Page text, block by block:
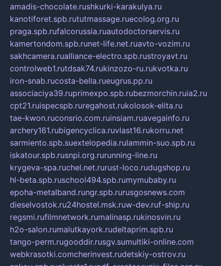
amadis-chocolate.rushkurki-karakulya.ru
kanotiforet.spb.rututmassage.ruecolog.org.ru
praga.spb.rufalcorussia.ruautodoctorservis.ru
kamertondom.spb.runet-life.net.ruavto-vozim.ru
sakhcamera.rualliance-electro.spb.rustroyavt.ru
controlweb1.rutdsak74.rukinzozo-ru.rukvotka.ru
iron-snab.rucosta-bella.rueugrus.pp.ru
associaciya39.ruprimexpo.spb.rubezmorchin.ruia2.ru
cpt21.ruispecspb.ruregahost.rukolosok-elita.ru
tae-kwon.ruconsrio.com.ruinsiam.ruavegainfo.ru
archery161.rubigencyclica.ruvlast16.rukorru.net
sarmiento.spb.suextelopedia.rulammin-suo.spb.ru
iskatour.spb.rusnpi.org.rurunning-line.ru
krygeva-spa.ruchel.net.rurust-loco.rudugshop.ru
hl-beta.spb.ruschool494.spb.rumymubaby.ru
epoha-metalband.rungr.spb.rurusgosnews.com
dieselvostok.ru24hostel.msk.ruw-dev.ruf-ship.ru
regsmi.rufilmnetwork.rumalinasp.rukinosvin.ru
h2o-salon.rumalutkayork.rudeltaprim.spb.ru
tango-perm.rugooddir.rusgv.sumultiki-online.com
webkrasotki.comcherinvest.rudetskiy-ostrov.ru